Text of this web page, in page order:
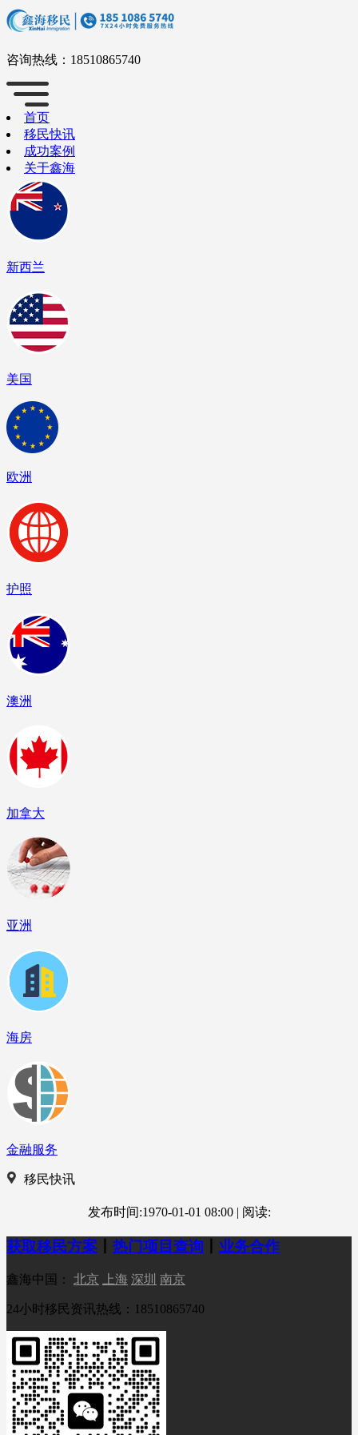
咨询热线： 18510865740
首页
移民快讯
成功案例
关于鑫海
新西兰
美国
欧洲
护照
澳洲
加拿大
亚洲
海房
金融服务
移民快讯
发布时间:1970-01-01 08:00 | 阅读:
获取移民方案 热门项目查询 业务合作
鑫海中国： 北京 上海 深圳 南京
24小时移民资讯热线：18510865740